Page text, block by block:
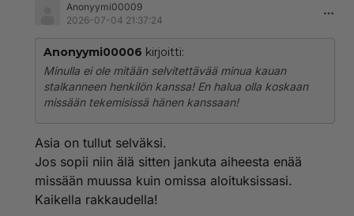
Anonyymi00009
2026-07-04 21:37:24
Anonyymi00006 kirjoitti:
Minulla ei ole mitään selvitettävää minua kauan
stalkanneen henkilön kanssa! En halua olla koskaan
missään tekemisissä hänen kanssaan!
Asia on tullut selväksi.
Jos sopii niin älä sitten jankuta aiheesta enää
missään muussa kuin omissa aloituksissasi.
Kaikella rakkaudella!